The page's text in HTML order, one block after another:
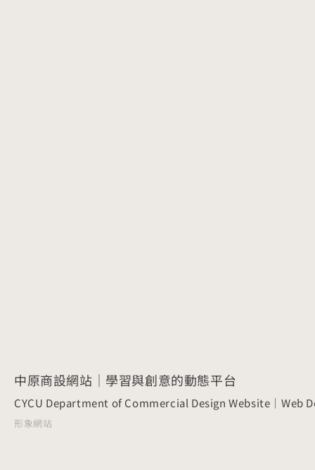
中原商設網站｜學習與創意的動態平台
CYCU Department of Commercial Design Website｜Web
形象網站